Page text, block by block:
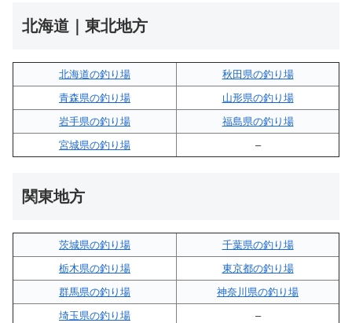
北海道｜東北地方
北海道の釣り場
秋田県の釣り場
青森県の釣り場
山形県の釣り場
岩手県の釣り場
福島県の釣り場
宮城県の釣り場
–
関東地方
茨城県の釣り場
千葉県の釣り場
栃木県の釣り場
東京都の釣り場
群馬県の釣り場
神奈川県の釣り場
埼玉県の釣り場
–